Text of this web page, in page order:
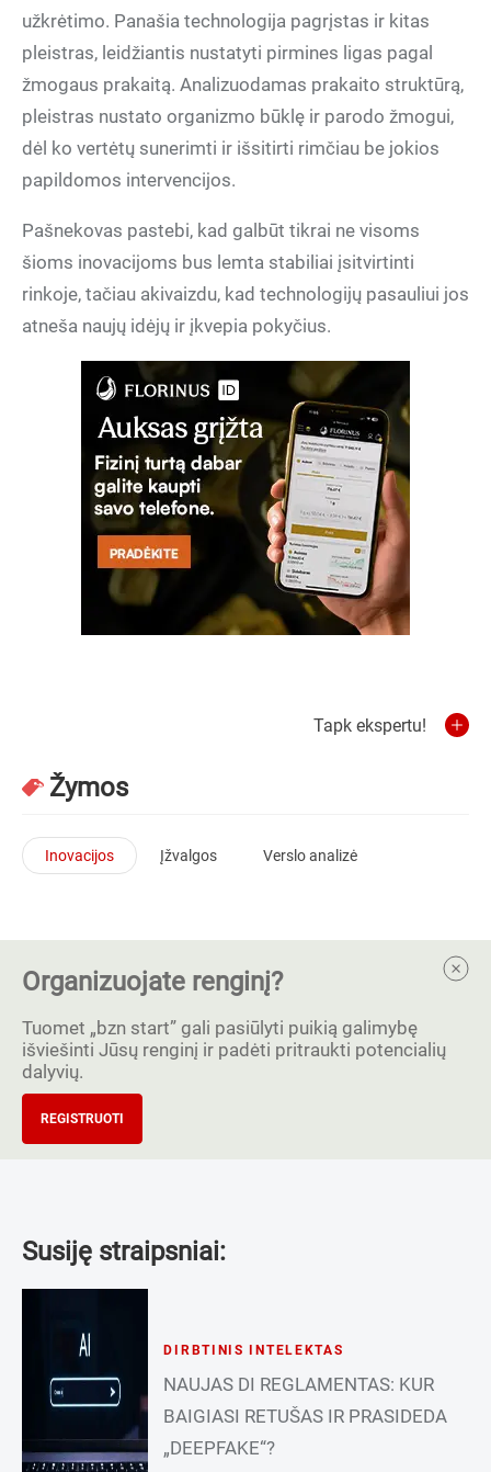
užkrėtimo. Panašia technologija pagrįstas ir kitas
pleistras, leidžiantis nustatyti pirmines ligas pagal
žmogaus prakaitą. Analizuodamas prakaito struktūrą,
pleistras nustato organizmo būklę ir parodo žmogui,
dėl ko vertėtų sunerimti ir išsitirti rimčiau be jokios
papildomos intervencijos.
Pašnekovas pastebi, kad galbūt tikrai ne visoms
šioms inovacijoms bus lemta stabiliai įsitvirtinti
rinkoje, tačiau akivaizdu, kad technologijų pasauliui jos
atneša naujų idėjų ir įkvepia pokyčius.
Tapk ekspertu!
Žymos
Inovacijos Įžvalgos Verslo analizė
Organizuojate renginį?
Tuomet „bzn start” gali pasiūlyti puikią galimybę
išviešinti Jūsų renginį ir padėti pritraukti potencialių
dalyvių.
REGISTRUOTI
Susiję straipsniai:
DIRBTINIS INTELEKTAS
NAUJAS DI REGLAMENTAS: KUR
BAIGIASI RETUŠAS IR PRASIDEDA
„DEEPFAKE“?